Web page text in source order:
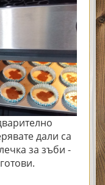
дали са
за зъби -